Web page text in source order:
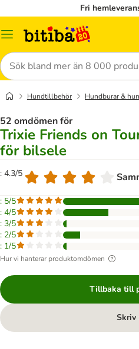
Fri
Meny
Sök
Hundtillbehör Hundburar &
52 omdömen för
Trixie Friends on
för bilsele
: 4.3/5
: 5/5
: 4/5
: 3/5
: 2/5
: 1/5
Hur vi hanterar produktomdömen
Tillbaka till
Skriv